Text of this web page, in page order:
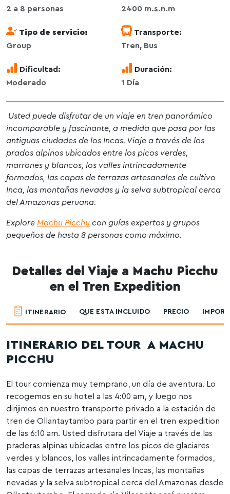
2 a 8 personas
2400 m.s.n.m
Tipo de servicio:
Group
Transporte:
Tren, Bus
Dificultad:
Moderado
Duración:
1 Día
Usted puede disfrutar de un viaje en tren panorámico
incomparable y fascinante, a medida que pasa por las
antiguas ciudades de los Incas. Viaje a través de los
prados alpinos ubicados entre los picos verdes,
marrones y blancos, los valles intrincadamente
formados, las capas de terrazas artesanales de cultivo
Inca, las montañas nevadas y la selva subtropical cerca
del Amazonas peruana.
Explore Machu Picchu con guías expertos y grupos
pequeños de hasta 8 personas como máximo.
Detalles del Viaje a Machu Picchu
en el Tren Expedition
ITINERARIO QUE ESTA INCLUIDO PRECIO
ITINERARIO DEL TOUR A MACHU
PICCHU
El tour comienza muy temprano, un día de aventura. Lo
recogemos en su hotel a las 4:00 am, y luego nos
dirijimos en nuestro transporte privado a la estación de
tren de Ollantaytambo para partir en el tren expedition
de las 6:10 am. Usted disfrutara del Viaje a través de las
praderas alpinas ubicadas entre los picos de glaciares
verdes y blancos, los valles intrincadamente formados,
las capas de terrazas artesanales Incas, las montañas
nevadas y la selva subtropical cerca del Amazonas desde